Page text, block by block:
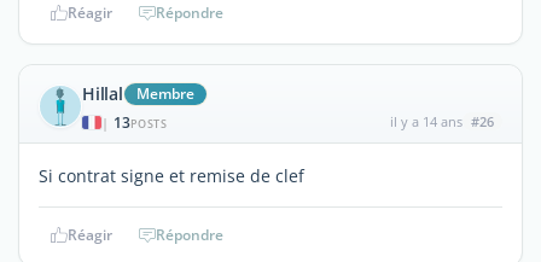
Réagir Répondre
Hillal Membre
| 13POSTS il y a 14 ans #26
Si contrat signe et remise de clef
Réagir Répondre